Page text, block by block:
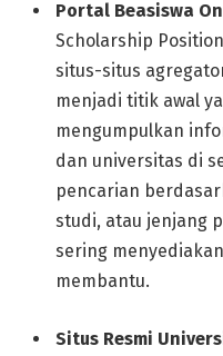
Portal Beasiswa
Scholarship
situs-situs
menjadi titik awal
mengumpulkan
dan universitas di
pencarian
studi, atau jenjang
sering
membantu.
Situs Resmi